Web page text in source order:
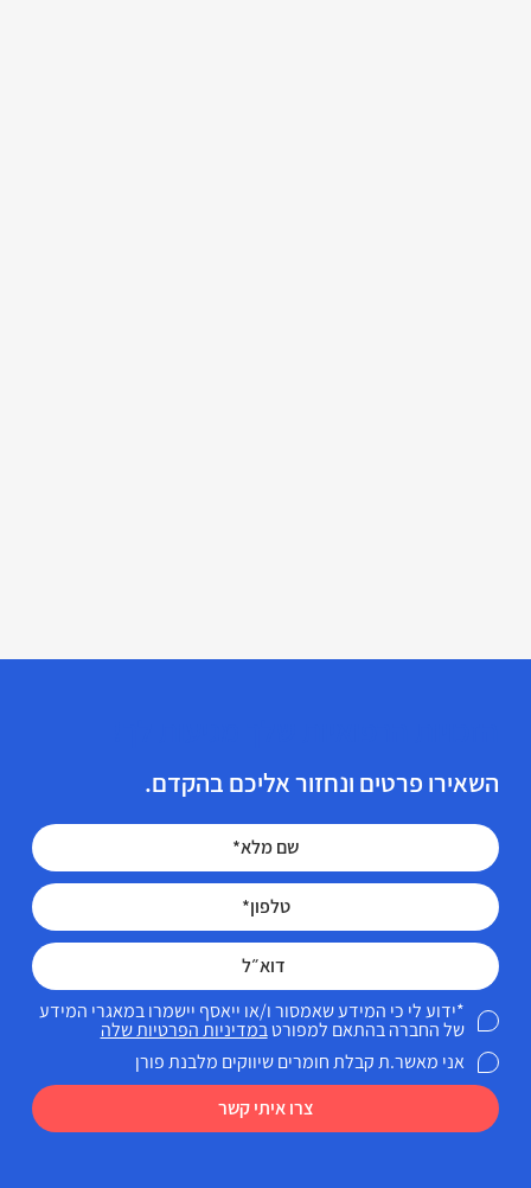
השאירו פרטים ונחזור אליכם בהקדם.
צרו איתי קשר
*ידוע לי כי המידע שאמסור ו/או ייאסף יישמרו במאגרי המידע
של החברה בהתאם למפורטבמדיניות הפרטיות שלה
אני מאשר.ת קבלת חומרים שיווקים מלבנת פורן